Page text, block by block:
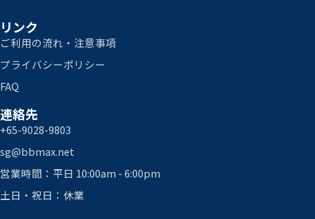
リンク
ご利用の流れ・注意事項
プライバシーポリシー
FAQ
連絡先
+65-9028-9803
sg@bbmax.net
営業時間：平日 10:00am - 6:00pm
土日・祝日：休業